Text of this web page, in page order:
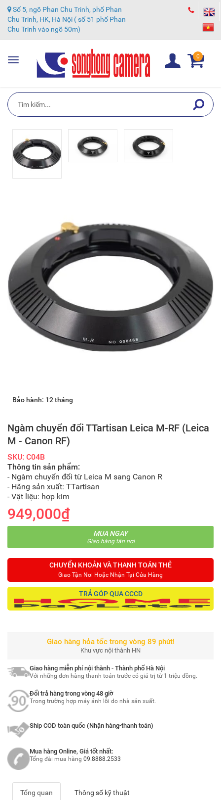
Số 5, ngõ Phan Chu Trinh, phố Phan
Chu Trinh, HK, Hà Nội ( số 51 phố Phan
Chu Trinh vào ngõ 50m)
Toggle
navigation
0
Bảo hành: 12 tháng
Ngàm chuyển đổi TTartisan Leica M-RF (Leica
M - Canon RF)
SKU: C04B
Thông tin sản phẩm:
- Ngàm chuyển đổi từ Leica M sang Canon R
- Hãng sản xuất: TTartisan
- Vật liệu: hợp kim
949,000₫
MUA NGAY
Giao hàng tận nơi
CHUYỂN KHOẢN VÀ THANH TOÁN THẺ
Giao Tận Nơi Hoặc Nhận Tại Cửa Hàng
TRẢ GÓP QUA CCCD
Giao hàng hỏa tốc trong vòng 89 phút!
Khu vực nội thành HN
Giao hàng miễn phí nội thành - Thành phố Hà Nội
Với những đơn hàng thanh toán trước có giá trị từ 1 triệu đồng.
Đổi trả hàng trong vòng 48 giờ
Trong trường hợp máy ảnh lỗi do nhà sản xuất.
Ship COD toàn quốc (Nhận hàng-thanh toán)
Mua hàng Online, Giá tốt nhất:
Tổng đài mua hàng 09.8888.2533
Tổng quan Thông số kỹ thuật